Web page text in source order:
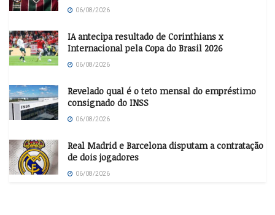
06/08/2026
IA antecipa resultado de Corinthians x
Internacional pela Copa do Brasil 2026
06/08/2026
Revelado qual é o teto mensal do empréstimo
consignado do INSS
06/08/2026
Real Madrid e Barcelona disputam a contratação
de dois jogadores
06/08/2026